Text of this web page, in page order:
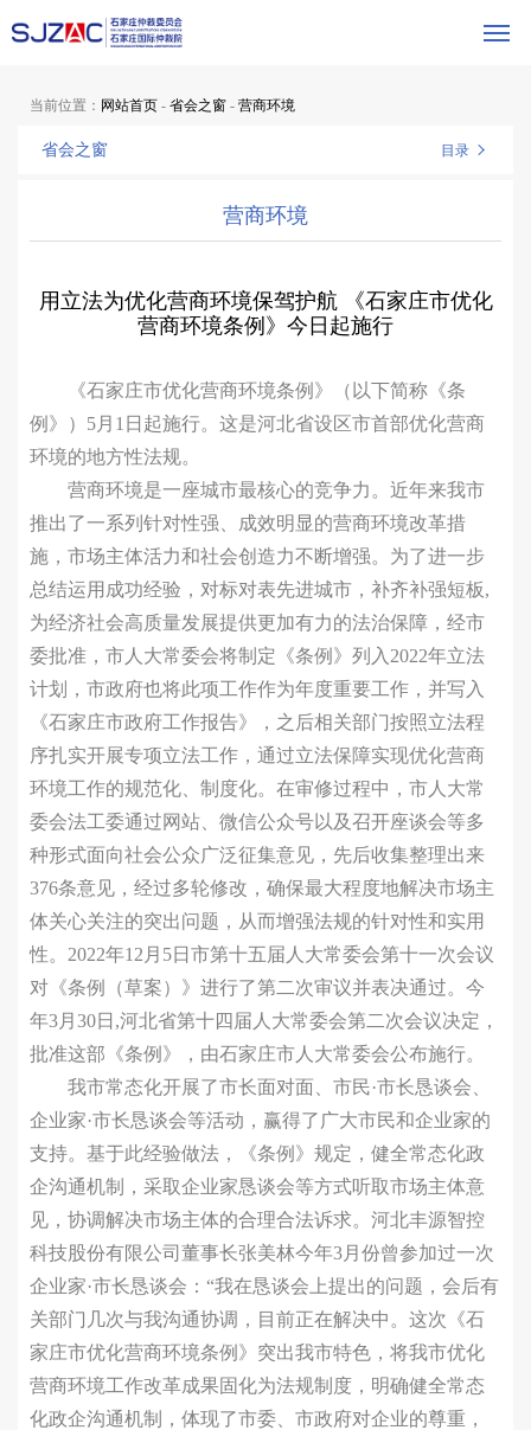
当前位置： 网站首页 - 省会之窗 - 营商环境
省会之窗 目录
营商环境
用立法为优化营商环境保驾护航 《石家庄市优化
营商环境条例》今日起施行
《石家庄市优化营商环境条例》（以下简称《条
例》）5月1日起施行。这是河北省设区市首部优化营商
环境的地方性法规。
营商环境是一座城市最核心的竞争力。近年来我市
推出了一系列针对性强、成效明显的营商环境改革措
施，市场主体活力和社会创造力不断增强。为了进一步
总结运用成功经验，对标对表先进城市，补齐补强短板,
为经济社会高质量发展提供更加有力的法治保障，经市
委批准，市人大常委会将制定《条例》列入2022年立法
计划，市政府也将此项工作作为年度重要工作，并写入
《石家庄市政府工作报告》，之后相关部门按照立法程
序扎实开展专项立法工作，通过立法保障实现优化营商
环境工作的规范化、制度化。在审修过程中，市人大常
委会法工委通过网站、微信公众号以及召开座谈会等多
种形式面向社会公众广泛征集意见，先后收集整理出来
376条意见，经过多轮修改，确保最大程度地解决市场主
体关心关注的突出问题，从而增强法规的针对性和实用
性。2022年12月5日市第十五届人大常委会第十一次会议
对《条例（草案）》进行了第二次审议并表决通过。今
年3月30日,河北省第十四届人大常委会第二次会议决定，
批准这部《条例》，由石家庄市人大常委会公布施行。
我市常态化开展了市长面对面、市民·市长恳谈会、
企业家·市长恳谈会等活动，赢得了广大市民和企业家的
支持。基于此经验做法，《条例》规定，健全常态化政
企沟通机制，采取企业家恳谈会等方式听取市场主体意
见，协调解决市场主体的合理合法诉求。河北丰源智控
科技股份有限公司董事长张美林今年3月份曾参加过一次
企业家·市长恳谈会：“我在恳谈会上提出的问题，会后有
关部门几次与我沟通协调，目前正在解决中。这次《石
家庄市优化营商环境条例》突出我市特色，将我市优化
营商环境工作改革成果固化为法规制度，明确健全常态
化政企沟通机制，体现了市委、市政府对企业的尊重，